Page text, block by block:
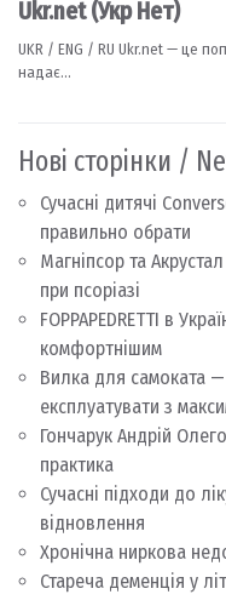
Нові сторінки /
Сучасні дитячі
правильно обрати
Магніпсор та
при псоріазі
FOPPAPEDRETTI в
комфортнішим
Вилка для самоката
експлуатувати з
Гончарук Андрій
практика
Сучасні підходи до
відновлення
Хронічна ниркова
Стареча деменція у